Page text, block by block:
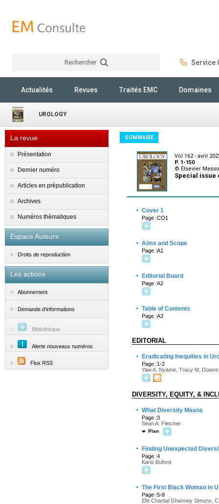
Rechercher Service
Actualités Revues Traités EMC Domaines
UROLOGY
La revue
Présentation
Dernier numéro
Articles en prépublication
Archives
Numéros thématiques
Espace Auteurs
Droits de reproduction
Les actions
Abonnement
Demande d'informations
Bibliothèque
Alerte nouveaux numéros
Flux RSS
SOMMAIRE
Vol 162 - avril
P. 1-150
© Elsevier
Special issue
· Cover 1
Page :CO1
· Aims and Scope
Page :A1
· Editorial Board
Page :A2
· Table of Contents
Page :A3
EDITORIAL
· Eradicating Inequities in
Page :1-2
Yaw A. Nyame, Tracy M. Downs
DIVERSITY, EQUITY, &
· What Diversity Means
Page :3
Sean A. Fletcher
Plan
· Finding Unexpected
Page :4
Karis Buford
· The First Black Woman in
Page :5-8
Efe Chantal Ghanney Simons,